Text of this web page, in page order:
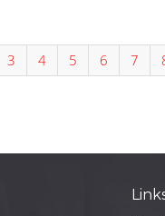
3 4 5 6 7